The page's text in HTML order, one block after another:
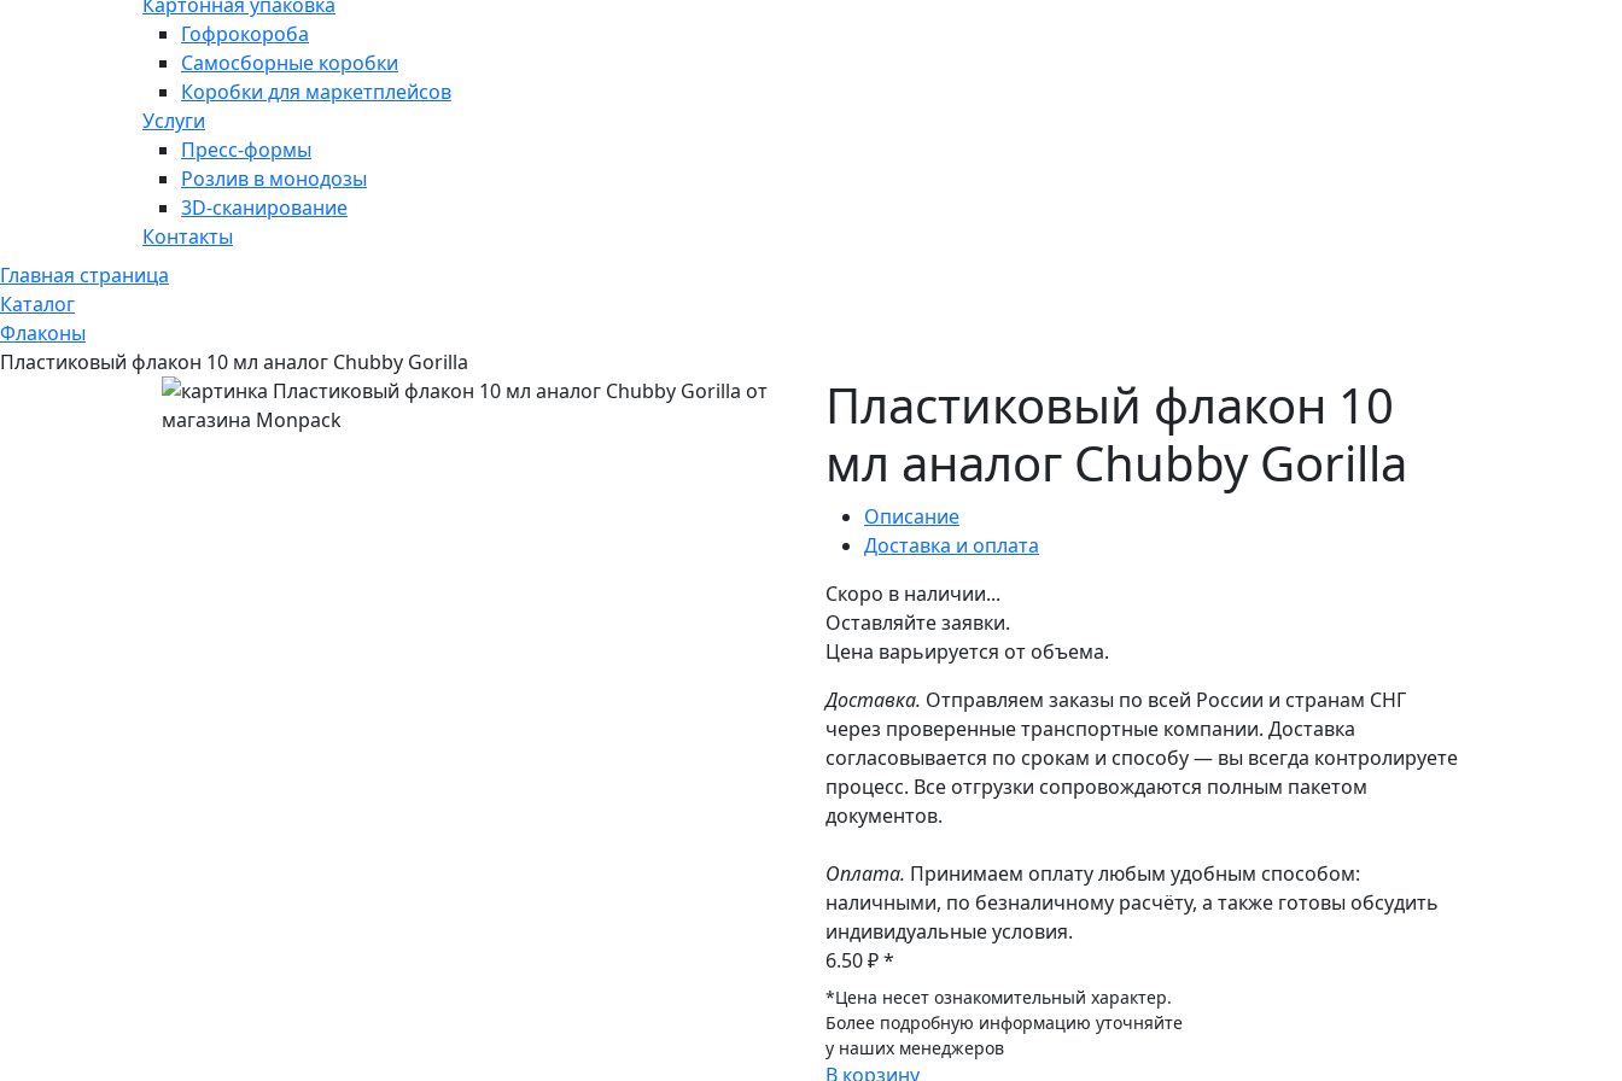
Гофрокороба
Самосборные коробки
Коробки для маркетплейсов
Услуги
Пресс-формы
Розлив в монодозы
3D-сканирование
Контакты
Главная страница
Каталог
Флаконы
Пластиковый флакон 10 мл аналог Chubby Gorilla
Пластиковый флакон 10
мл аналог Chubby Gorilla
Описание
Доставка и оплата
Скоро в наличии...
Оставляйте заявки.
Цена варьируется от объема.
Доставка. Отправляем заказы по всей России и странам СНГ
через проверенные транспортные компании. Доставка
согласовывается по срокам и способу — вы всегда контролируете
процесс. Все отгрузки сопровождаются полным пакетом
документов.
Оплата. Принимаем оплату любым удобным способом:
наличными, по безналичному расчёту, а также готовы обсудить
индивидуальные условия.
6.50 ₽*
*Цена несет ознакомительный характер.
Более подробную информацию уточняйте
у наших менеджеров
В корзину